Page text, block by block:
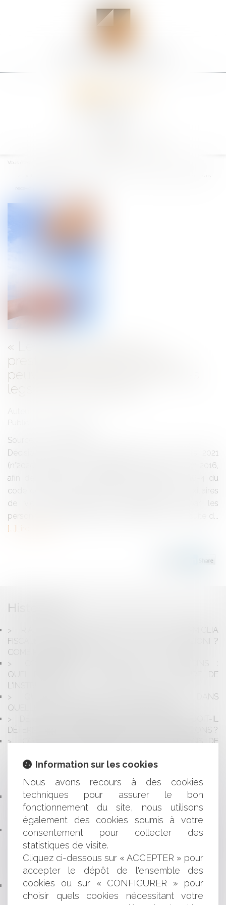
Vous êtes ici :
recevoir des legs de leur employeur
« Les fidèles employés »,
prestataires d’aide à domicile
peuvent désormais recevoir des
legs de leur employeur
Auteur : GUEDJ Jean-David
Publié le :
Source :
Décision du Conseil Constitutionnel du 12 mars 2021
(n°2020-888 QPC) Le Législateur était intervenu en 2016,
afin de modifier les dispositions de l’article L. 116-4 du
code de l’action sociale, faisant interdiction aux auxiliaires
de vie de bénéficier des libéralités faites par les
personnes qu'elles assistent à leur domicile. A la suite d...
Lire la suite
Historique
RIATTACCARE UN FIGLIO ADULTO ALLA FAMIGLIA
FISCALE : QUALI VANTAGGI ? A QUALI CONDIZIONI ?
COME PROCEDERE ?
CONTENTIEUX DISCIPLINAIRE DES MÉDECINS :
QUELLES SONT LES MODALITÉS DE CLÔTURE DE
L'INSTRUCTION ?
QU'EST-CE QU'UN PERMIS PRÉCAIRE ? DANS
QUELLES CONDITIONS PEUT-IL ÊTRE DONNÉ ?
DE QUELLE MANIÈRE UN MÉDECIN CONSEIL DOIT-IL
DÉTERMINER LA RÉMUNÉRATION DE SES PRESTATIONS ?
CONTENTIEUX DISCIPLINAIRE DES PRATICIENS DE
UNE PLAINTE DISCIPLINAIRE À L'ENCONTRE D'UN
PROFIT D'UN DE SES SALARIÉS ?
RATTACHER UN ENFANT MAJEUR AU FOYER FISCAL :
QUELS AVANTAGES ? SOUS QUELLES CONDITIONS ?
COMMENT FAIRE ?
CONTENTIEUX DISCIPLINAIRE DES PRATICIENS DE
SANTÉ : LA JURIDICTION DISCIPLINAIRE NE PEUT PAS
TENIR COMPTE DE CIRCONSTANCES DE FAIT OU
D'ÉLÉMENTS DE DROIT, SEULEMENT EXPOSÉS
ORALEMENT À L'AUDIENCE
UN BIEN GREVÉ DE SÛRETÉS DOIT-IL ÊTRE PRIS EN
COMPTE DANS L’ACTIF DU PATRIMOINE DE LA CAUTION
Information sur les cookies
Nous avons recours à des cookies
techniques pour assurer le bon
fonctionnement du site, nous utilisons
également des cookies soumis à votre
consentement pour collecter des
statistiques de visite.
Cliquez ci-dessous sur « ACCEPTER » pour
accepter le dépôt de l'ensemble des
cookies ou sur « CONFIGURER » pour
choisir quels cookies nécessitant votre